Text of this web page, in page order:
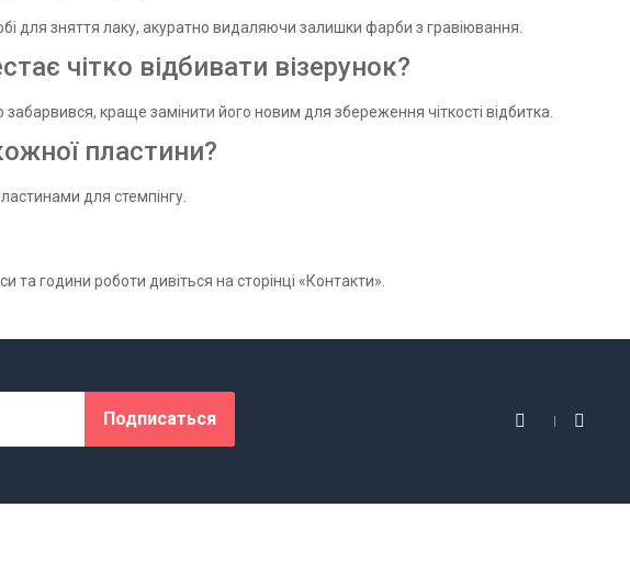
для зняття лаку, акуратно видаляючи залишки фарби з гравіювання.
чітко відбивати візерунок?
краще замінити його новим для збереження чіткості відбитка.
пластини?
для стемпінгу.
та години роботи дивіться на сторінці «Контакти».
Подписаться